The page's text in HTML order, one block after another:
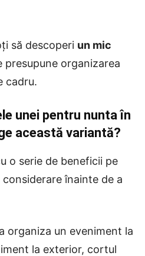
să descoperi un mic
organizarea
cadru.
unei pentru nunta în
această variantă?
o serie de beneficii pe
înainte de a
organiza un eveniment la
la exterior, cortul